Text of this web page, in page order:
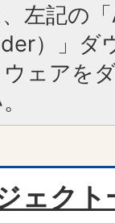
左記の
）」ダ
ェアを
ェクト